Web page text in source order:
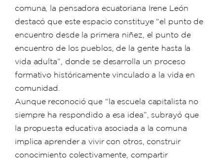
comuna, la pensadora ecuatoriana Irene León
destacó que este espacio constituye “el punto de
encuentro desde la primera niñez, el punto de
encuentro de los pueblos, de la gente hasta la
vida adulta”, donde se desarrolla un proceso
formativo históricamente vinculado a la vida en
comunidad.
Aunque reconoció que “la escuela capitalista no
siempre ha respondido a esa idea”, subrayó que
la propuesta educativa asociada a la comuna
implica aprender a vivir con otros, construir
conocimiento colectivamente, compartir